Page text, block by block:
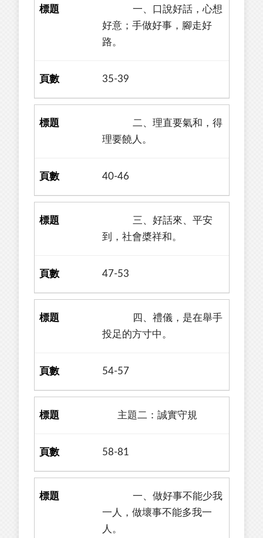
一、口說好話，心想
好意；手做好事，腳走好
路。
35-39
二、理直要氣和，得
理要饒人。
40-46
三、好話來、平安
到，社會槳祥和。
47-53
四、禮儀，是在舉手
投足的方寸中。
54-57
主題二：誠實守規
58-81
一、做好事不能少我
一人，做壞事不能多我一
人。